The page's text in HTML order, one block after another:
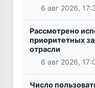
6 авг 2026,
Рассмотрено
приоритетных
отрасли
6 авг 2026,
Число